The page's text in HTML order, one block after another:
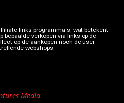
links programma’s, wat betekent
verkopen via links op de
op de aankopen noch de user
webshops.